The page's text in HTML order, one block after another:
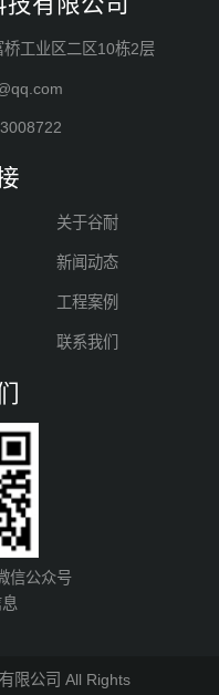
工业区二区10栋2层
关于谷耐
新闻动态
工程案例
联系我们
信公众号
限公司 All Rights